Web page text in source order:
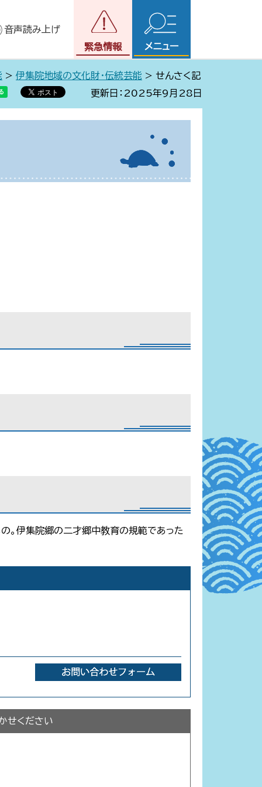
音声読み上げ
緊急情報
メニュー
> 伊集院地域の文化財・伝統芸能 > せんさく記
更新日：2025年9月28日
伊集院郷の二才郷中教育の規範であった
せください